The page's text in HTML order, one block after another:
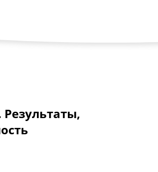
Результаты,